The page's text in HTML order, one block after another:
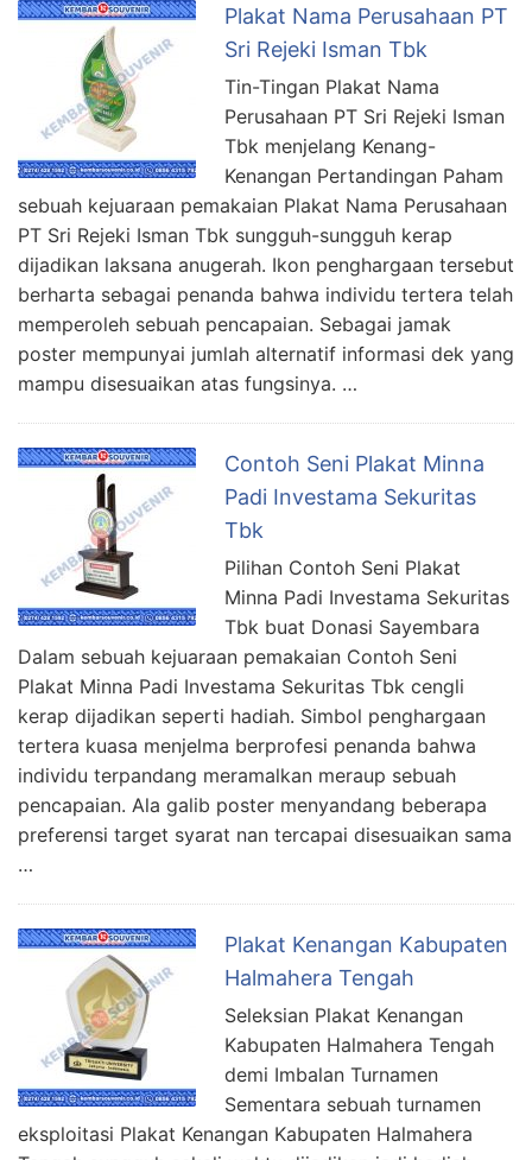
Plakat Nama Perusahaan PT
Sri Rejeki Isman Tbk
Tin-Tingan Plakat Nama
Perusahaan PT Sri Rejeki Isman
Tbk menjelang Kenang-
Kenangan Pertandingan Paham
sebuah kejuaraan pemakaian Plakat Nama Perusahaan
PT Sri Rejeki Isman Tbk sungguh-sungguh kerap
dijadikan laksana anugerah. Ikon penghargaan tersebut
berharta sebagai penanda bahwa individu tertera telah
memperoleh sebuah pencapaian. Sebagai jamak
poster mempunyai jumlah alternatif informasi dek yang
mampu disesuaikan atas fungsinya. …
Contoh Seni Plakat Minna
Padi Investama Sekuritas
Tbk
Pilihan Contoh Seni Plakat
Minna Padi Investama Sekuritas
Tbk buat Donasi Sayembara
Dalam sebuah kejuaraan pemakaian Contoh Seni
Plakat Minna Padi Investama Sekuritas Tbk cengli
kerap dijadikan seperti hadiah. Simbol penghargaan
tertera kuasa menjelma berprofesi penanda bahwa
individu terpandang meramalkan meraup sebuah
pencapaian. Ala galib poster menyandang beberapa
preferensi target syarat nan tercapai disesuaikan sama
…
Plakat Kenangan Kabupaten
Halmahera Tengah
Seleksian Plakat Kenangan
Kabupaten Halmahera Tengah
demi Imbalan Turnamen
Sementara sebuah turnamen
eksploitasi Plakat Kenangan Kabupaten Halmahera